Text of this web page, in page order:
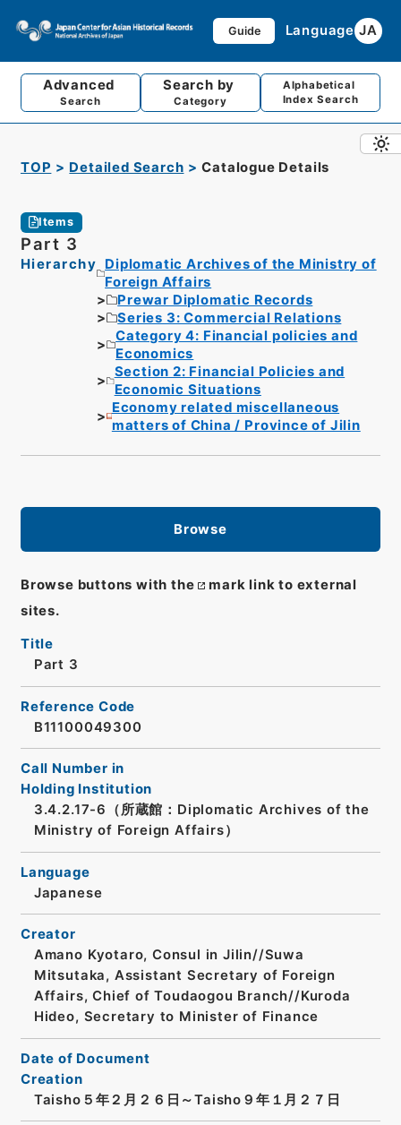
Guide Language JA
Advanced
Search
Search by
Category
Alphabetical
Index Search
TOP Detailed Search Catalogue Details
Items
Part 3
Hierarchy
Diplomatic Archives of the Ministry of
Foreign Affairs
Prewar Diplomatic Records
Series 3: Commercial Relations
Category 4: Financial policies and
Economics
Section 2: Financial Policies and
Economic Situations
Economy related miscellaneous
matters of China / Province of Jilin
Browse
Browse buttons with the
mark link to external
sites.
Title
Part 3
Reference Code
B11100049300
Call Number in
Holding Institution
3.4.2.17-6（所蔵館：Diplomatic Archives of the
Ministry of Foreign Affairs）
Language
Japanese
Creator
Amano Kyotaro, Consul in Jilin//Suwa
Mitsutaka, Assistant Secretary of Foreign
Affairs, Chief of Toudaogou Branch//Kuroda
Hideo, Secretary to Minister of Finance
Date of Document
Creation
Taisho５年２月２６日～Taisho９年１月２７日